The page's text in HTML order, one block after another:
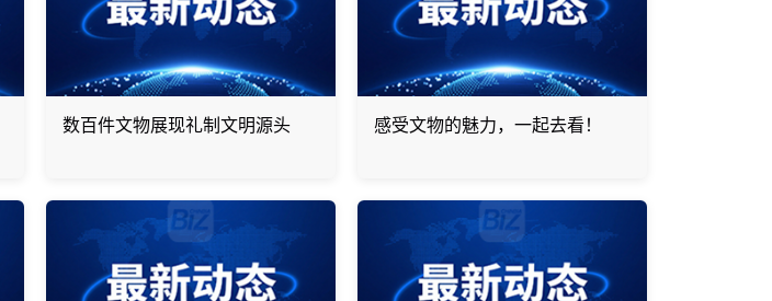
数百件文物展现礼制文明源头 感受文物的魅力，一起去看！